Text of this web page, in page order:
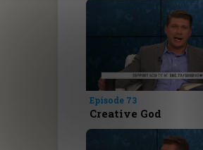
Episode 73
Creative God